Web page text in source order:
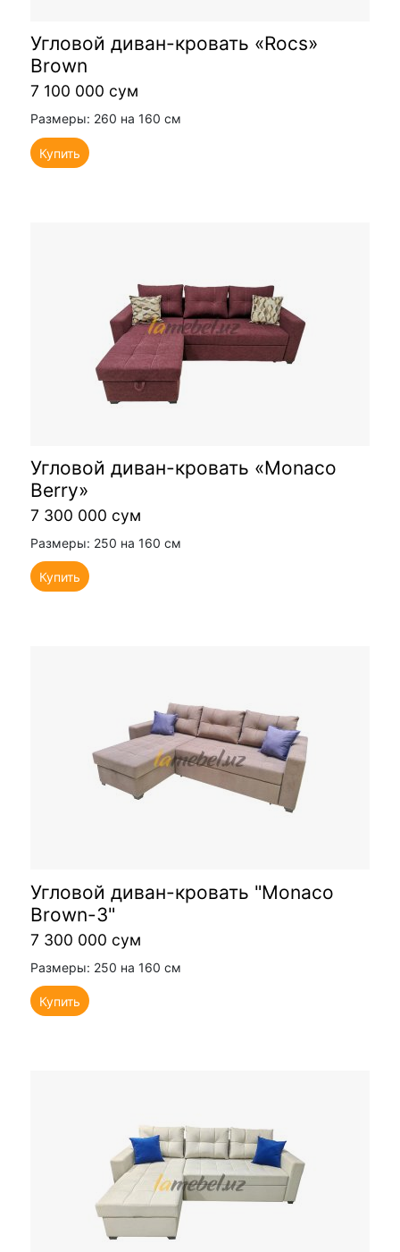
Угловой диван-кровать «Rocs»
Brown
7 100 000 сум
Размеры: 260 на 160 см
Купить
Угловой диван-кровать «Monaco
Berry»
7 300 000 сум
Размеры: 250 на 160 см
Купить
Угловой диван-кровать "Monaco
Brown-3"
7 300 000 сум
Размеры: 250 на 160 см
Купить